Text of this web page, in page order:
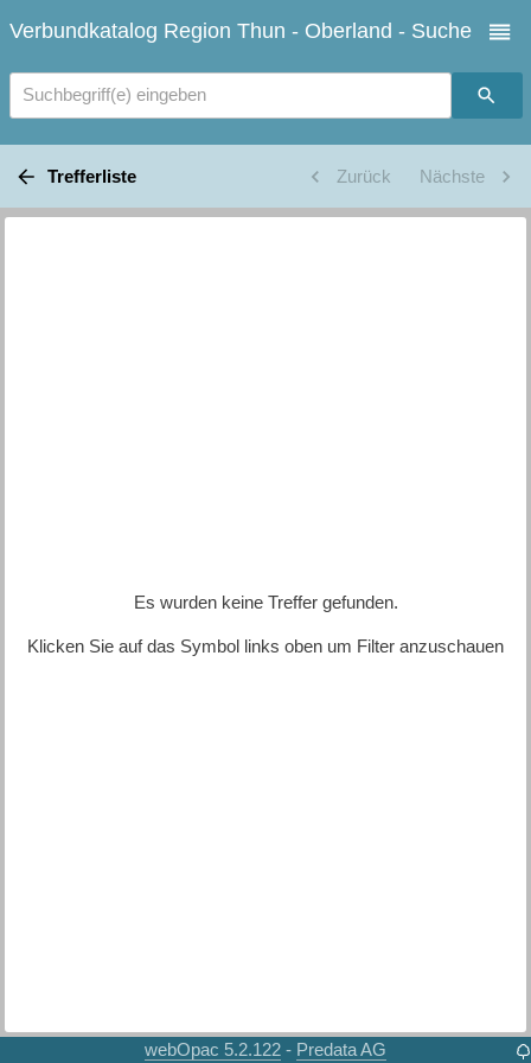
Verbundkatalog Region Thun - Oberland - Suche
Suchbegriff(e) eingeben
Trefferliste Zurück Nächste
Es wurden keine Treffer gefunden.
Klicken Sie auf das Symbol links oben um Filter anzuschauen
webOpac 5.2.122 - Predata AG